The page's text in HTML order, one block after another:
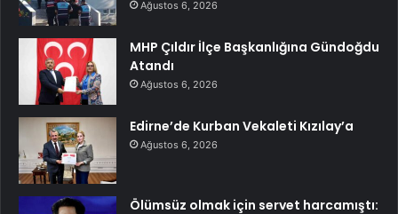
Ağustos 6, 2026
MHP Çıldır İlçe Başkanlığına Gündoğdu
Atandı
Ağustos 6, 2026
Edirne’de Kurban Vekaleti Kızılay’a
Ağustos 6, 2026
Ölümsüz olmak için servet harcamıştı: